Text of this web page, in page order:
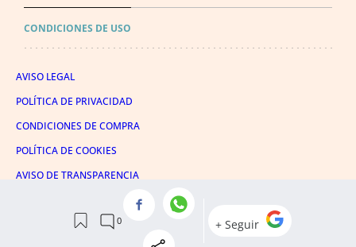
CONDICIONES DE USO
AVISO LEGAL
POLÍTICA DE PRIVACIDAD
CONDICIONES DE COMPRA
POLÍTICA DE COOKIES
AVISO DE TRANSPARENCIA